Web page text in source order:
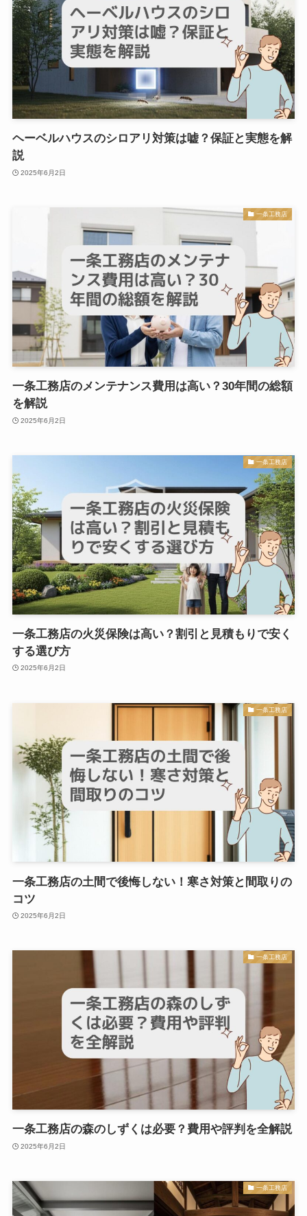
ヘーベルハウスのシロアリ対策は嘘？保証と実態を解
説
2025年6月2日
一条工務店
一条工務店のメンテナンス費用は高い？30年間の総額
を解説
2025年6月2日
一条工務店
一条工務店の火災保険は高い？割引と見積もりで安く
する選び方
2025年6月2日
一条工務店
一条工務店の土間で後悔しない！寒さ対策と間取りの
コツ
2025年6月2日
一条工務店
一条工務店の森のしずくは必要？費用や評判を全解説
2025年6月2日
一条工務店